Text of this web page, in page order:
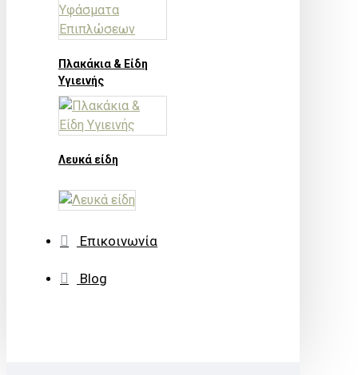
Πλακάκια & Είδη
Υγιεινής
Λευκά είδη
Επικοινωνία
Blog